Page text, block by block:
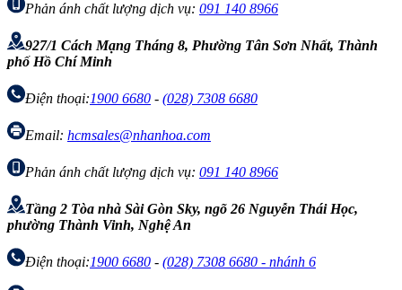
Phản ánh chất lượng dịch vụ: 091 140 8966
927/1 Cách Mạng Tháng 8, Phường Tân Sơn Nhất, Thành
phố Hồ Chí Minh
Điện thoại:1900 6680 - (028) 7308 6680
Email: hcmsales@nhanhoa.com
Phản ánh chất lượng dịch vụ: 091 140 8966
Tầng 2 Tòa nhà Sài Gòn Sky, ngõ 26 Nguyễn Thái Học,
phường Thành Vinh, Nghệ An
Điện thoại:1900 6680 - (028) 7308 6680 - nhánh 6